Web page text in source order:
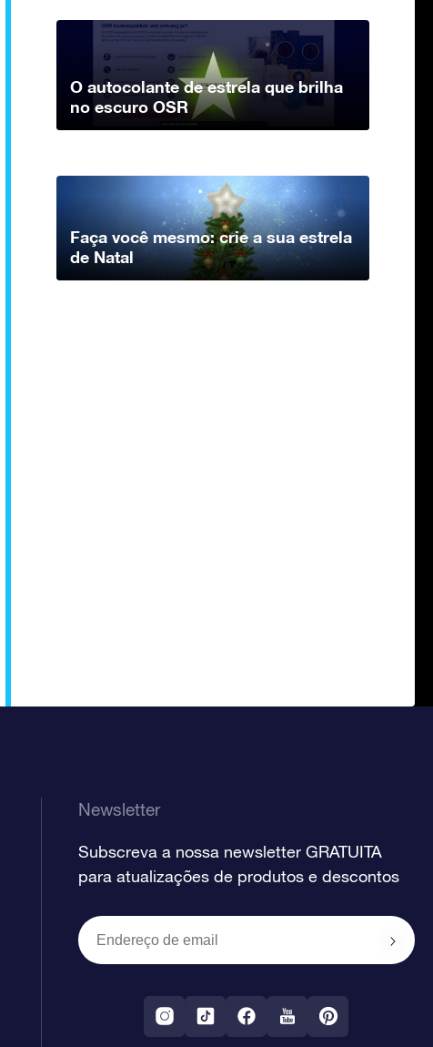
O autocolante de estrela que brilha
no escuro OSR
Faça você mesmo: crie a sua estrela
de Natal
Newsletter
Subscreva a nossa newsletter GRATUITA
para atualizações de produtos e descontos